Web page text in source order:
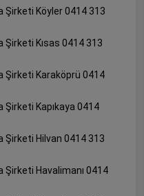
Şirketi Köyler 0414 313
Şirketi Kısas 0414 313
Şirketi Karaköprü 0414
Şirketi Kapıkaya 0414
Şirketi Hilvan 0414 313
Şirketi Havalimanı 0414